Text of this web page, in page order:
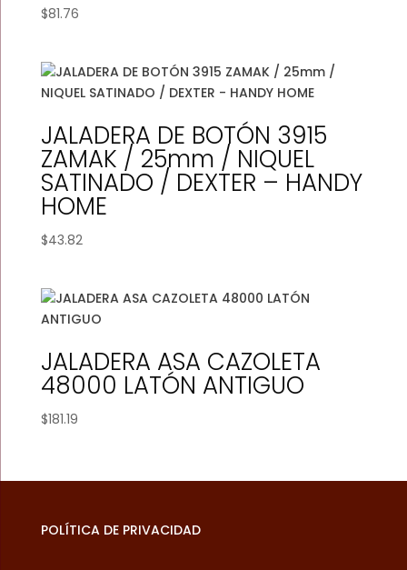
$81.76
JALADERA DE BOTÓN 3915
ZAMAK / 25mm / NIQUEL
SATINADO / DEXTER – HANDY
HOME
$43.82
JALADERA ASA CAZOLETA
48000 LATÓN ANTIGUO
$181.19
POLÍTICA DE PRIVACIDAD